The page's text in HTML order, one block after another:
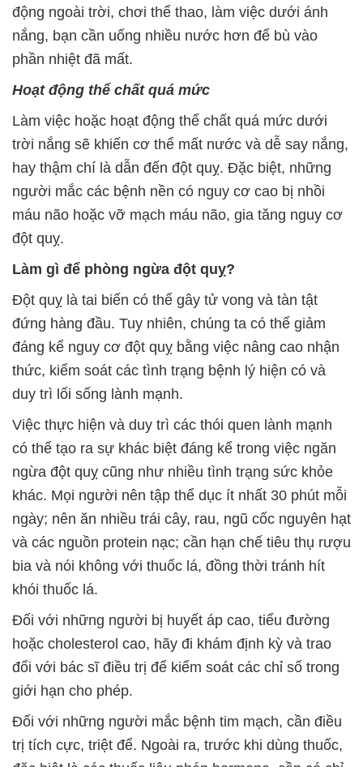
động ngoài trời, chơi thể thao, làm việc dưới ánh
nắng, bạn cần uống nhiều nước hơn để bù vào
phần nhiệt đã mất.
Hoạt động thể chất quá mức
Làm việc hoặc hoạt động thể chất quá mức dưới
trời nắng sẽ khiến cơ thể mất nước và dễ say nắng,
hay thậm chí là dẫn đến đột quỵ. Đặc biệt, những
người mắc các bệnh nền có nguy cơ cao bị nhồi
máu não hoặc vỡ mạch máu não, gia tăng nguy cơ
đột quỵ.
Làm gì để phòng ngừa đột quỵ?
Đột quỵ là tai biến có thể gây tử vong và tàn tật
đứng hàng đầu. Tuy nhiên, chúng ta có thể giảm
đáng kể nguy cơ đột quỵ bằng việc nâng cao nhận
thức, kiểm soát các tình trạng bệnh lý hiện có và
duy trì lối sống lành mạnh.
Việc thực hiện và duy trì các thói quen lành mạnh
có thể tạo ra sự khác biệt đáng kể trong việc ngăn
ngừa đột quỵ cũng như nhiều tình trạng sức khỏe
khác. Mọi người nên tập thể dục ít nhất 30 phút mỗi
ngày; nên ăn nhiều trái cây, rau, ngũ cốc nguyên hạt
và các nguồn protein nạc; cần hạn chế tiêu thụ rượu
bia và nói không với thuốc lá, đồng thời tránh hít
khói thuốc lá.
Đối với những người bị huyết áp cao, tiểu đường
hoặc cholesterol cao, hãy đi khám định kỳ và trao
đổi với bác sĩ điều trị để kiểm soát các chỉ số trong
giới hạn cho phép.
Đối với những người mắc bệnh tim mạch, cần điều
trị tích cực, triệt để. Ngoài ra, trước khi dùng thuốc,